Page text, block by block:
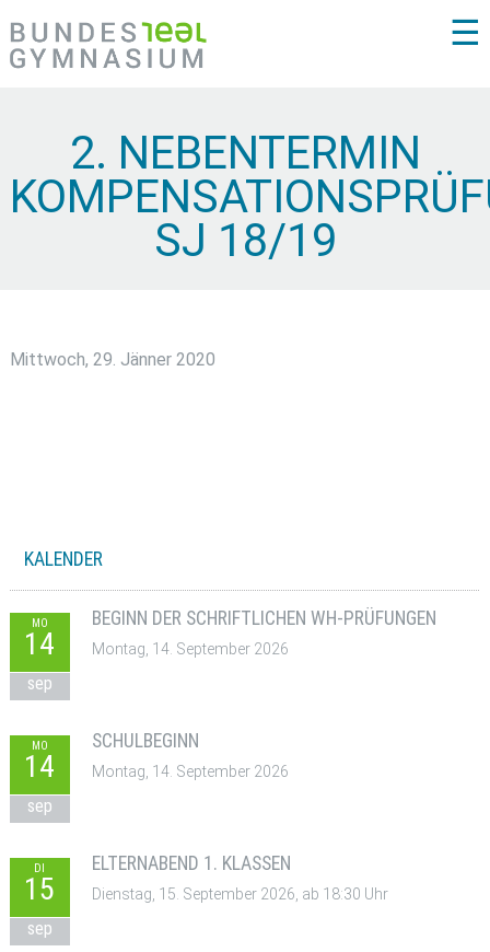
☰
2. NEBENTERMIN
SJ 18/19
Mittwoch, 29. Jänner 2020
KALENDER
MO
14
sep
BEGINN DER SCHRIFTLICHEN WH-PRÜFUNGEN
Montag, 14. September 2026
MO
14
sep
SCHULBEGINN
Montag, 14. September 2026
DI
15
sep
ELTERNABEND 1. KLASSEN
Dienstag, 15. September 2026, ab 18:30 Uhr